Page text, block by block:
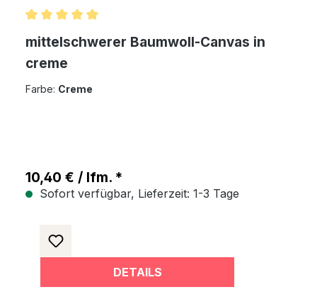
mittelschwerer Baumwoll-Canvas in
creme
Farbe: Creme
10,40 € / lfm. *
Sofort verfügbar, Lieferzeit: 1-3 Tage
DETAILS